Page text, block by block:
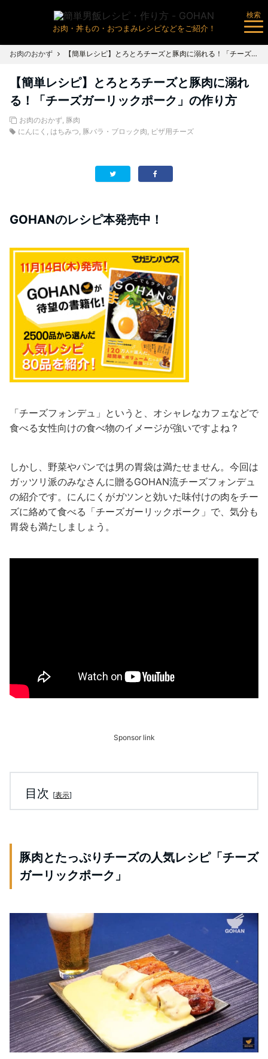
お肉・丼もの・おつまみレシピなどをご紹介！
検索
お肉のおかず 【簡単レシピ】とろとろチーズと豚肉に溺れる！「チーズガーリックポーク」の作り方
【簡単レシピ】とろとろチーズと豚肉に溺れ
る！「チーズガーリックポーク」の作り方
お肉のおかず, 豚肉
にんにく , はちみつ, 豚バラ・ブロック肉, ピザ用チーズ
GOHANのレシピ本発売中！
「チーズフォンデュ」というと、オシャレなカフェなどで
食べる女性向けの食べ物のイメージが強いですよね？
しかし、野菜やパンでは男の胃袋は満たせません。今回は
ガッツリ派のみなさんに贈るGOHAN流チーズフォンデュ
の紹介です。にんにくがガツンと効いた味付けの肉をチー
ズに絡めて食べる「チーズガーリックポーク」で、気分も
胃袋も満たしましょう。
Sponsor link
目次 [表示]
豚肉とたっぷりチーズの人気レシピ「チーズ
ガーリックポーク」